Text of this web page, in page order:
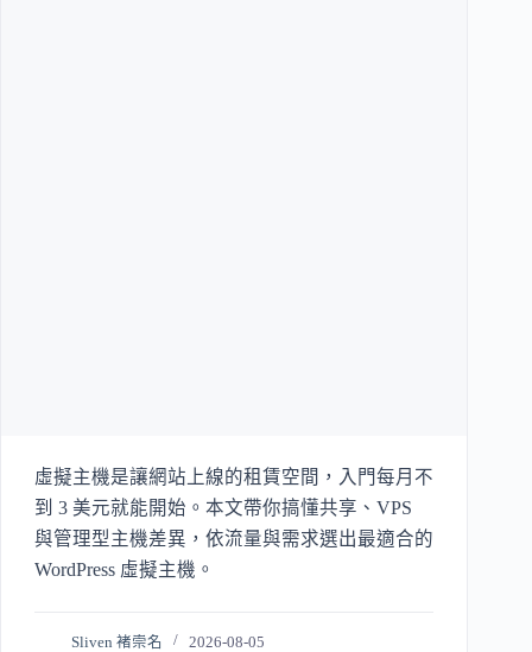
虛擬主機是讓網站上線的租賃空間，入門每月不
到 3 美元就能開始。本文帶你搞懂共享、VPS
與管理型主機差異，依流量與需求選出最適合的
WordPress 虛擬主機。
Sliven 褚崇名 2026-08-05